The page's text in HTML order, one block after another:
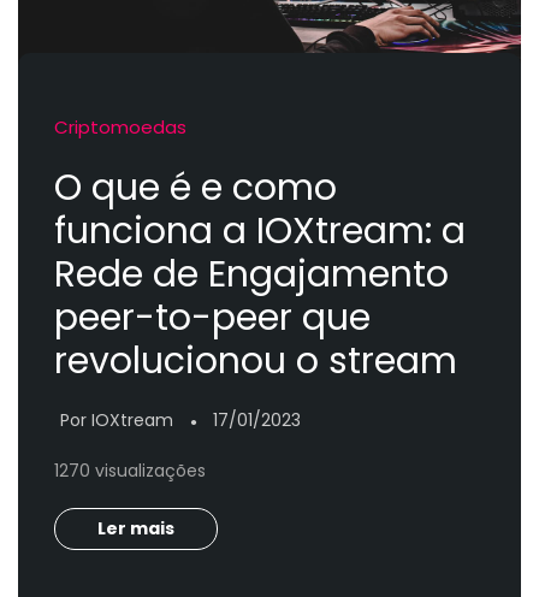
Criptomoedas
O que é e como
funciona a IOXtream: a
Rede de Engajamento
peer-to-peer que
revolucionou o stream
Por IOXtream ● 17/01/2023
1270 visualizações
Ler mais